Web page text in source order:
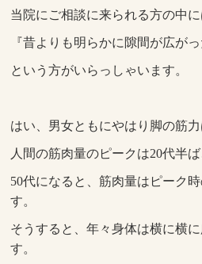
当院にご相談に来られる方の中に
『昔よりも明らかに隙間が広が
という方がいらっしゃいます。
はい、男女ともにやはり脚の筋
人間の筋肉量のピークは20代半
50代になると、筋肉量はピーク
す。
そうすると、年々身体は横に横
す。